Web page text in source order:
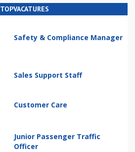
TOPVACATURES
Safety & Compliance Manager
Sales Support Staff
Customer Care
Junior Passenger Traffic
Officer